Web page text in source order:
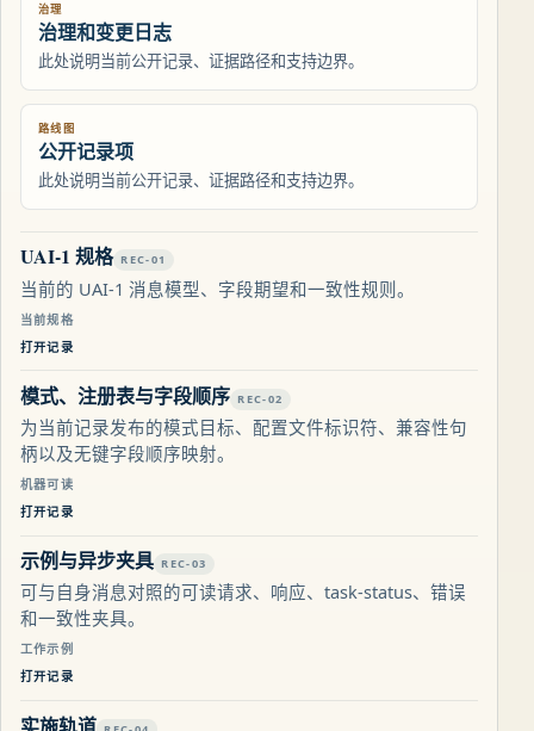
治理
治理和变更日志
此处说明当前公开记录、证据路径和支持边界。
路线图
公开记录项
此处说明当前公开记录、证据路径和支持边界。
UAI-1 规格 REC-01
当前的 UAI-1 消息模型、字段期望和一致性规则。
当前规格
打开记录
模式、注册表与字段顺序 REC-02
为当前记录发布的模式目标、配置文件标识符、兼容性句
柄以及无键字段顺序映射。
机器可读
打开记录
示例与异步夹具 REC-03
可与自身消息对照的可读请求、响应、task-status、错误
和一致性夹具。
工作示例
打开记录
实施轨道